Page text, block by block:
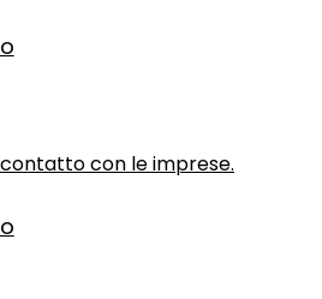
con le imprese.